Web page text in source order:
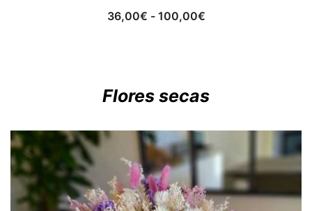
36,00€ - 100,00€Rango
hasta
Flores secas